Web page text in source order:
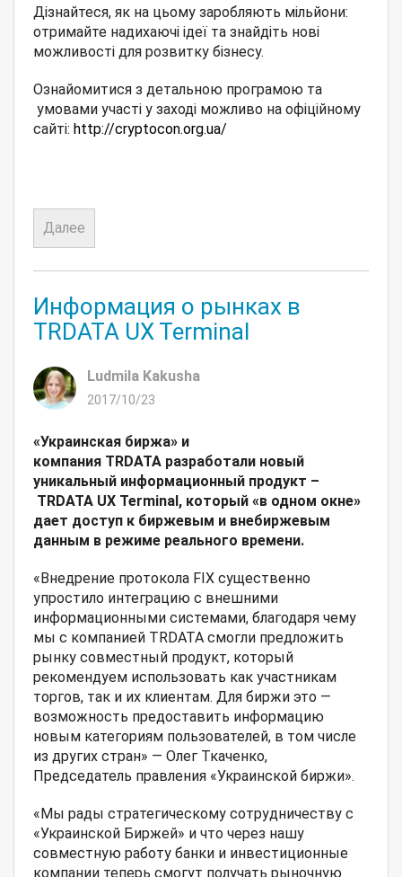
Дізнайтеся, як на цьому заробляють мільйони:
отримайте надихаючі ідеї та знайдіть нові
можливості для розвитку бізнесу.
Ознайомитися з детальною програмою та
умовами участі у заході можливо на офіційному
сайті: http://cryptocon.org.ua/
Далее
Информация о рынках в
TRDATA UX Terminal
Ludmila Kakusha
2017/10/23
«Украинская биржа» и
компания TRDATAразработали новый
уникальный информационный продукт –
TRDATA UX Terminal, который «в одном окне»
дает доступ к биржевым и внебиржевым
данным в режиме реального времени.
«Внедрение протокола FIX существенно
упростило интеграцию с внешними
информационными системами, благодаря чему
мы c компанией TRDATA смогли предложить
рынку совместный продукт, который
рекомендуем использовать как участникам
торгов, так и их клиентам. Для биржи это —
возможность предоставить информацию
новым категориям пользователей, в том числе
из других стран» — Олег Ткаченко,
Председатель правления «Украинской биржи».
«Мы рады стратегическому сотрудничеству с
«Украинской Биржей» и что через нашу
совместную работу банки и инвестиционные
компании теперь смогут получать рыночную